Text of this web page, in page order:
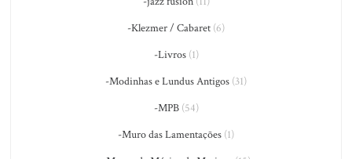
-Klezmer / Cabaret (6)
-Livros(1)
-Modinhas e Lundus Antigos (31)
-MPB(54)
-Muro das Lamentações (1)